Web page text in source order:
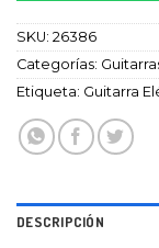
SKU: 26386
Categorías:
Etiqueta: Guitarra
DESCRIPCIÓN